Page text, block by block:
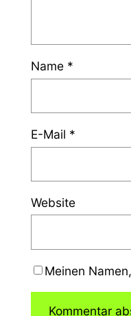
Name *
E-Mail *
Website
Meinen